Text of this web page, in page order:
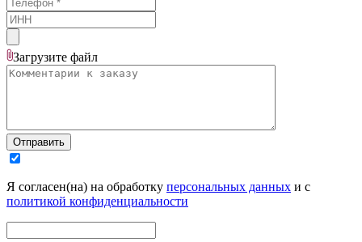
Загрузите файл
Отправить
Я согласен(на) на обработку персональных данных и с
политикой конфиденциальности